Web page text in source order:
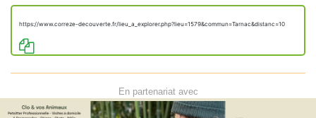
https://www.correze-decouverte.fr/lieu_a_explorer.php?lieu=1579&commun=Tarnac&distanc=10
En partenariat avec